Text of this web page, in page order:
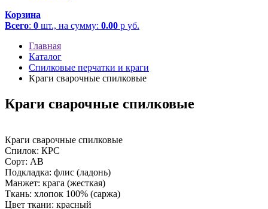
Корзина
Всего: 0 шт., на сумму: 0.00 р уб.
Главная
Каталог
Cпилковые перчатки и краги
Краги сварочные спилковые
Краги сварочные спилковые
Краги сварочные спилковые
Спилок: КРС
Сорт: АВ
Подкладка: флис (ладонь)
Манжет: крага (жесткая)
Ткань: хлопок 100% (саржа)
Цвет ткани: красный